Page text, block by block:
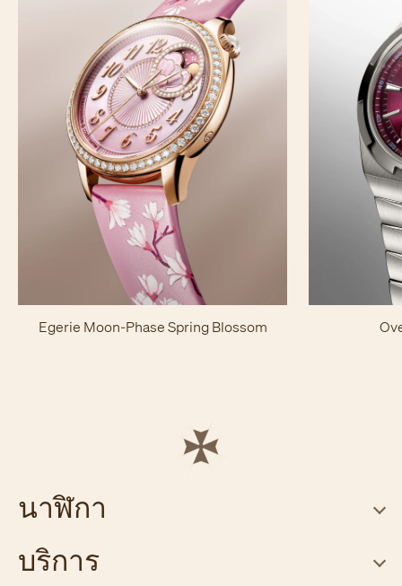
Egerie Moon-Phase Spring Blossom
นาฬิกา
บริการ